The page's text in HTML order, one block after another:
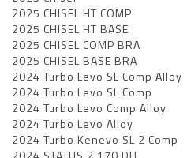
2025 CHISEL HT COMP
2025 CHISEL HT BASE
2025 CHISEL COMP BRA
2025 CHISEL BASE BRA
2024 Turbo Levo SL Comp Alloy
2024 Turbo Levo SL Comp
2024 Turbo Levo Comp Alloy
2024 Turbo Levo Alloy
2024 Turbo Kenevo SL 2 Comp